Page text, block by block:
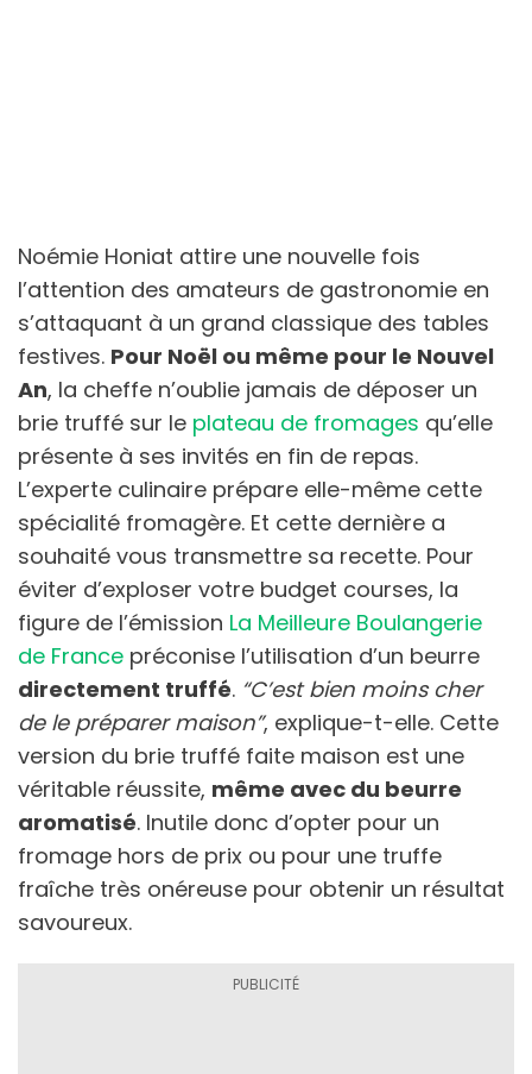
Noémie Honiat attire une nouvelle fois
l’attention des amateurs de gastronomie en
s’attaquant à un grand classique des tables
festives. Pour Noël ou même pour le Nouvel
An, la cheffe n’oublie jamais de déposer un
brie truffé sur le plateau de fromages qu’elle
présente à ses invités en fin de repas.
L’experte culinaire prépare elle-même cette
spécialité fromagère. Et cette dernière a
souhaité vous transmettre sa recette. Pour
éviter d’exploser votre budget courses, la
figure de l’émission La Meilleure Boulangerie
de France préconise l’utilisation d’un beurre
directement truffé. “C’est bien moins cher
de le préparer maison”, explique-t-elle. Cette
version du brie truffé faite maison est une
véritable réussite, même avec du beurre
aromatisé. Inutile donc d’opter pour un
fromage hors de prix ou pour une truffe
fraîche très onéreuse pour obtenir un résultat
savoureux.